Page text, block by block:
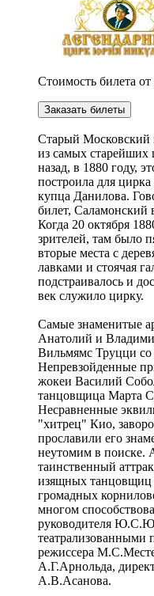
Стоимость билета от
Заказать билеты
Cтарый Московский
из самых
назад, в 1880 году,
построила для
купца Данилова.
билет, Саламонский
Когда 20 октября
зрителей, там было
вторые места с
лавками и стоячая
подстраивалось и
век служило цирку.
Самые знаменитые
Анатолий и
Вильмямс Труцци
Непревзойденные
жокеи Василий
танцовщица Марта
Несравненные
"хитрец" Кио,
прославили его
неутомим в поиске.
таинственный
изящных танцовщиц
громадных
многом
руководителя
театрализованными
режиссера
А.Г.Арнольда,
А.В.Асанова.